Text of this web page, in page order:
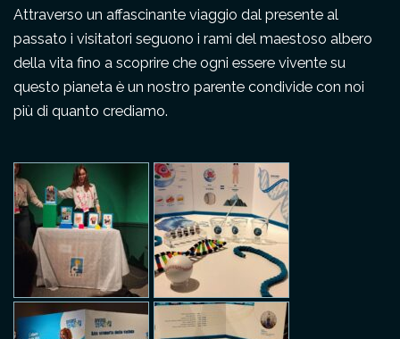
Attraverso un affascinante viaggio dal presente al
passato i visitatori seguono i rami del maestoso albero
della vita fino a scoprire che ogni essere vivente su
questo pianeta è un nostro parente condivide con noi
più di quanto crediamo.